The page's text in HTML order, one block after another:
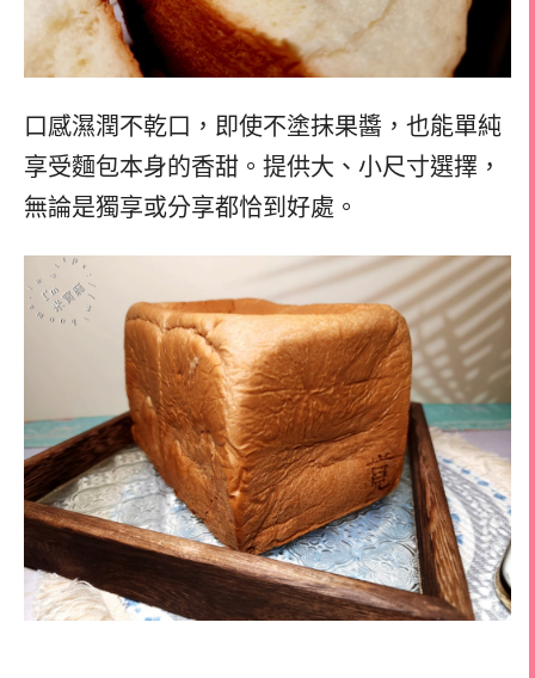
口感濕潤不乾口，即使不塗抹果醬，也能單純
享受麵包本身的香甜。提供大、小尺寸選擇，
無論是獨享或分享都恰到好處。